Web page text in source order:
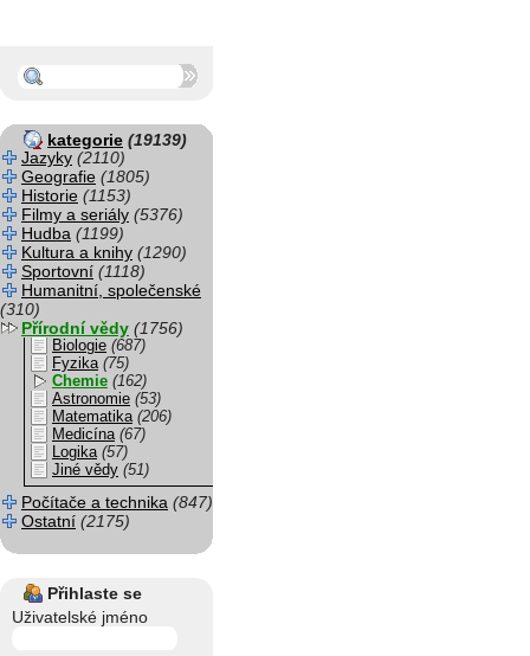
kategorie (19139)
Jazyky (2110)
Geografie (1805)
Historie (1153)
Filmy a seriály (5376)
Hudba (1199)
Kultura a knihy (1290)
Sportovní (1118)
Humanitní, společenské
(310)
Přírodní vědy (1756)
Biologie (687)
Fyzika (75)
Chemie (162)
Astronomie (53)
Matematika (206)
Medicína (67)
Logika (57)
Jiné vědy (51)
Počítače a technika (847)
Ostatní (2175)
Přihlaste se
Uživatelské jméno